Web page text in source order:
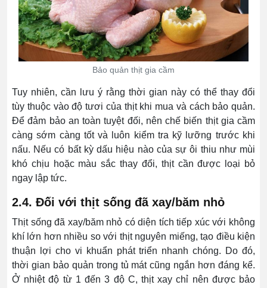
Bảo quản thịt gia cầm
Tuy nhiên, cần lưu ý rằng thời gian này có thể thay đổi
tùy thuộc vào độ tươi của thịt khi mua và cách bảo quản.
Để đảm bảo an toàn tuyệt đối, nên chế biến thịt gia cầm
càng sớm càng tốt và luôn kiểm tra kỹ lưỡng trước khi
nấu. Nếu có bất kỳ dấu hiệu nào của sự ôi thiu như mùi
khó chịu hoặc màu sắc thay đổi, thịt cần được loại bỏ
ngay lập tức.
2.4. Đối với thịt sống đã xay/băm nhỏ
Thịt sống đã xay/băm nhỏ có diện tích tiếp xúc với không
khí lớn hơn nhiều so với thịt nguyên miếng, tạo điều kiện
thuận lợi cho vi khuẩn phát triển nhanh chóng. Do đó,
thời gian bảo quản trong tủ mát cũng ngắn hơn đáng kể.
Ở nhiệt độ từ 1 đến 3 độ C, thịt xay chỉ nên được bảo